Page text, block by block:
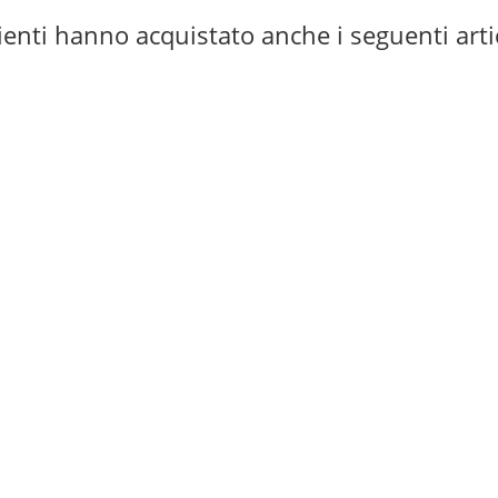
hanno acquistato anche i seguenti